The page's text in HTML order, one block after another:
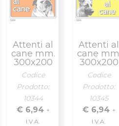
Attenti al
cane mm.
300x200
Codice
Prodotto:
10344
€ 6,94 +
I.V.A.
Attenti al
cane
300x200
Codice
Prodotto:
10345
€ 6,94 +
I.V.A.